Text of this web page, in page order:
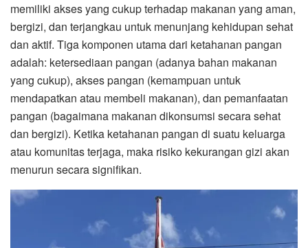
memiliki akses yang cukup terhadap makanan yang aman,
bergizi, dan terjangkau untuk menunjang kehidupan sehat
dan aktif. Tiga komponen utama dari ketahanan pangan
adalah: ketersediaan pangan (adanya bahan makanan
yang cukup), akses pangan (kemampuan untuk
mendapatkan atau membeli makanan), dan pemanfaatan
pangan (bagaimana makanan dikonsumsi secara sehat
dan bergizi). Ketika ketahanan pangan di suatu keluarga
atau komunitas terjaga, maka risiko kekurangan gizi akan
menurun secara signifikan.